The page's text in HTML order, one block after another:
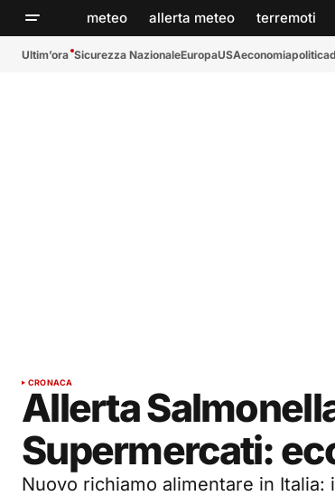
meteo allerta meteo terremoti
Ultim’ora Sicurezza NazionaleEuropaUSAeconomiapolitica
CRONACA
Allerta
Supermercati:
Nuovo richiamo alimentare in Italia: